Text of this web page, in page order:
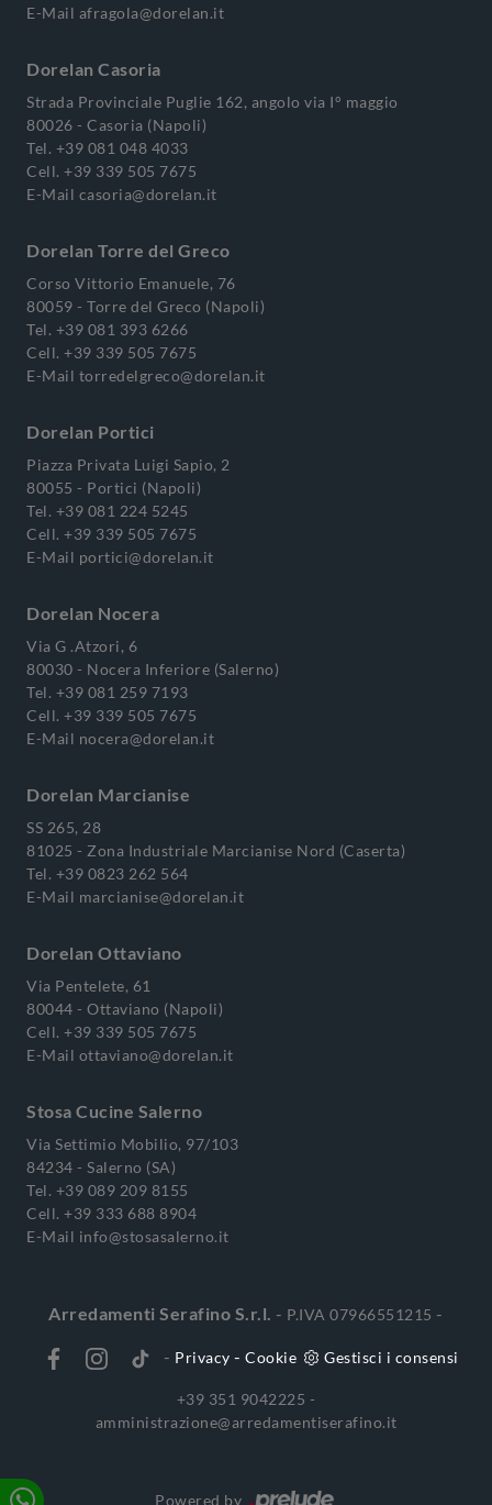
E-Mail afragola@dorelan.it
Dorelan Casoria
Strada Provinciale Puglie 162, angolo via I° maggio
80026 - Casoria (Napoli)
Tel. +39 081 048 4033
Cell. +39 339 505 7675
E-Mail casoria@dorelan.it
Dorelan Torre del Greco
Corso Vittorio Emanuele, 76
80059 - Torre del Greco (Napoli)
Tel. +39 081 393 6266
Cell. +39 339 505 7675
E-Mail torredelgreco@dorelan.it
Dorelan Portici
Piazza Privata Luigi Sapio, 2
80055 - Portici (Napoli)
Tel. +39 081 224 5245
Cell. +39 339 505 7675
E-Mail portici@dorelan.it
Dorelan Nocera
Via G .Atzori, 6
80030 - Nocera Inferiore (Salerno)
Tel. +39 081 259 7193
Cell. +39 339 505 7675
E-Mail nocera@dorelan.it
Dorelan Marcianise
SS 265, 28
81025 - Zona Industriale Marcianise Nord (Caserta)
Tel. +39 0823 262 564
E-Mail marcianise@dorelan.it
Dorelan Ottaviano
Via Pentelete, 61
80044 - Ottaviano (Napoli)
Cell. +39 339 505 7675
E-Mail ottaviano@dorelan.it
Stosa Cucine Salerno
Via Settimio Mobilio, 97/103
84234 - Salerno (SA)
Tel. +39 089 209 8155
Cell. +39 333 688 8904
E-Mail info@stosasalerno.it
Arredamenti Serafino S.r.l. - P.IVA 07966551215 -
- Privacy - Cookie Gestisci i consensi
+39 351 9042225 -
amministrazione@arredamentiserafino.it
Powered by